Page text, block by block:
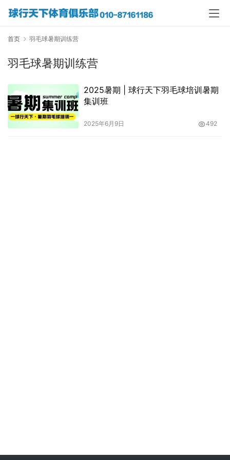
首页 羽毛球暑期训练营
羽毛球暑期训练营
2025暑期 | 球行天下羽毛球培训暑期
集训班
2025年6月9日 492